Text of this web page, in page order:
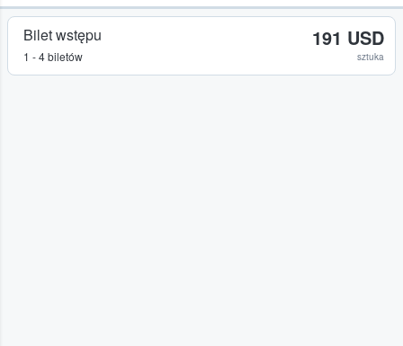
Bilet wstępu
1 - 4 biletów
191 USD
sztuka